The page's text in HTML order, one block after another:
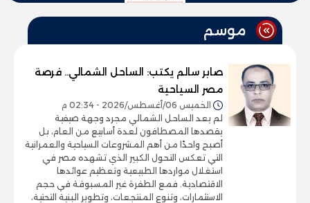
موسم
صابر سالم يكتب: الساحل الشمالي.. فرصة
مصر السياحية
الخميس 06/أغسطس/2026 - 02:34 م
لم يعد الساحل الشمالي مجرد وجهة صيفية
يقصدها المصطافون لعدة أسابيع من العام، بل
أصبح واحدًا من أهم المشروعات السياحية والعمرانية
التي تعكس التحول الكبير الذي تشهده مصر في
استغلال مواردها الطبيعية وتعظيم عوائدها
الاقتصادية. فمع الطفرة غير المسبوقة في حجم
الاستثمارات، وتنوع المنتجعات، وتطوير البنية التحتية،